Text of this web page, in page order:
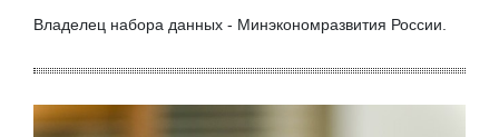
Владелец набора данных - Минэкономразвития России.